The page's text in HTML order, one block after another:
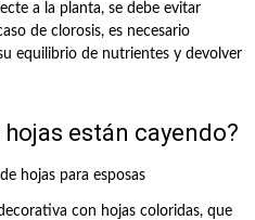
a la planta, se debe evitar
de clorosis, es necesario
equilibrio de nutrientes y devolver
están cayendo?
con hojas coloridas, que